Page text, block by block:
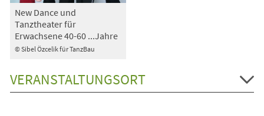
© Sibel Özcelik für TanzBau
New Dance und
Tanztheater für
Erwachsene 40-60 ...Jahre
VERANSTALTUNGSORT